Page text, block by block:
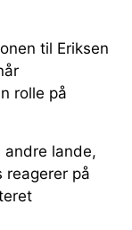
til Eriksen
rolle på
lande,
reagerer på